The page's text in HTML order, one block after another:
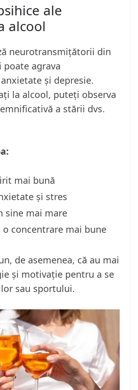
ale
alcool
neurotransmițătorii din
agrava
și depresie.
la alcool, puteți observa
a stării dvs.
mai bună
și stres
sine mai mare
concentrare mai bune
de asemenea, că au mai
și motivație pentru a se
sau sportului.